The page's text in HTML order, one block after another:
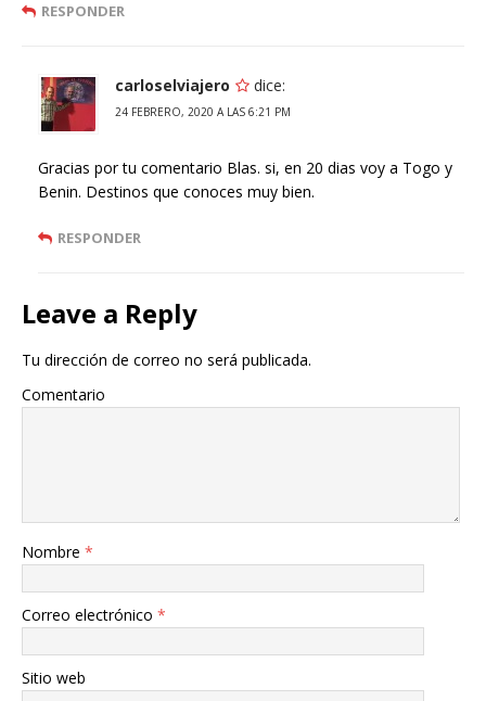
RESPONDER
carloselviajero dice:
24 FEBRERO, 2020 A LAS 6:21 PM
Gracias por tu comentario Blas. si, en 20 dias voy a Togo y
Benin. Destinos que conoces muy bien.
RESPONDER
Leave a Reply
Tu dirección de correo no será publicada.
Comentario
Nombre *
Correo electrónico *
Sitio web